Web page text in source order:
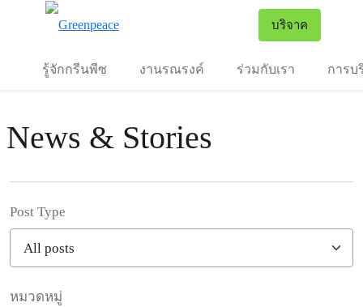
บริจาค
รู้จักกรีนพีซ งานรณรงค์ ร่วมกับเรา การบ
News & Stories
Post Type
หมวดหมู่